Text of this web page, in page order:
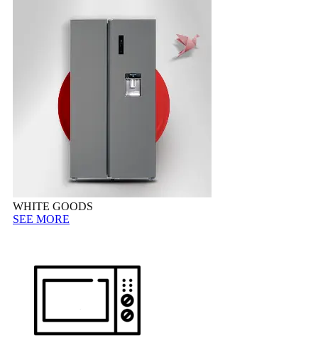
WHITE GOODS
SEE MORE